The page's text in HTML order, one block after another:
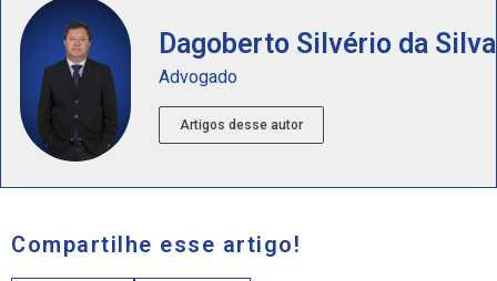
Dagoberto Silvério da Silva
Advogado
Artigos desse autor
Compartilhe esse artigo!